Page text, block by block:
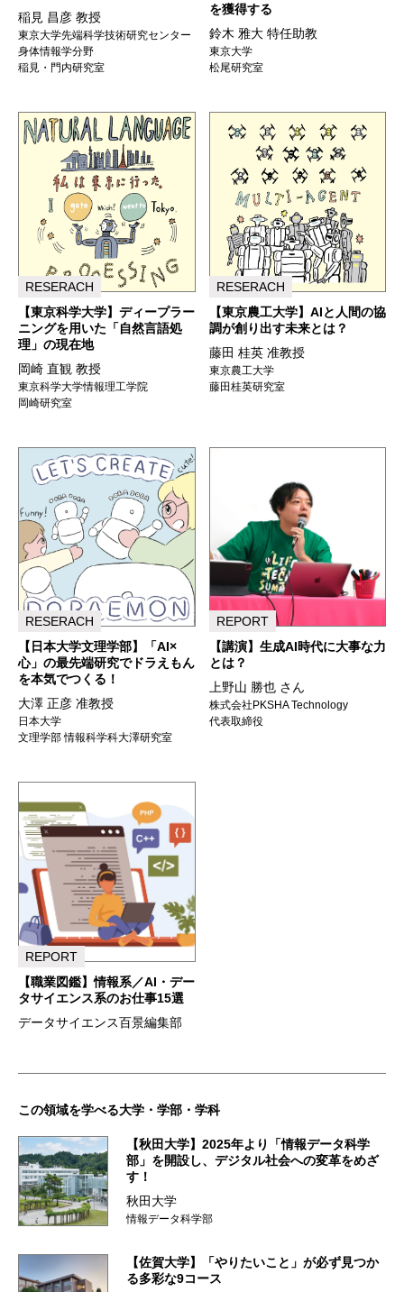
稲見 昌彦 教授
東京大学先端科学技術研究センター
身体情報学分野
稲見・門内研究室
を獲得する
鈴木 雅大 特任助教
東京大学
松尾研究室
RESERACH
【東京科学大学】ディープラー
ニングを用いた「自然言語処
理」の現在地
岡崎 直観 教授
東京科学大学情報理工学院
岡崎研究室
RESERACH
【東京農工大学】AIと人間の協
調が創り出す未来とは？
藤田 桂英 准教授
東京農工大学
藤田桂英研究室
RESERACH
【日本大学文理学部】「AI×
心」の最先端研究でドラえもん
を本気でつくる！
大澤 正彦 准教授
日本大学
文理学部 情報科学科大澤研究室
REPORT
【講演】生成AI時代に大事な力
とは？
上野山 勝也 さん
株式会社PKSHA Technology
代表取締役
REPORT
【職業図鑑】情報系／AI・デー
タサイエンス系のお仕事15選
データサイエンス百景編集部
この領域を学べる大学・学部・学科
【秋田大学】2025年より「情報データ科学
部」を開設し、デジタル社会への変革をめざ
す！
秋田大学
情報データ科学部
【佐賀大学】「やりたいこと」が必ず見つか
る多彩な9コース